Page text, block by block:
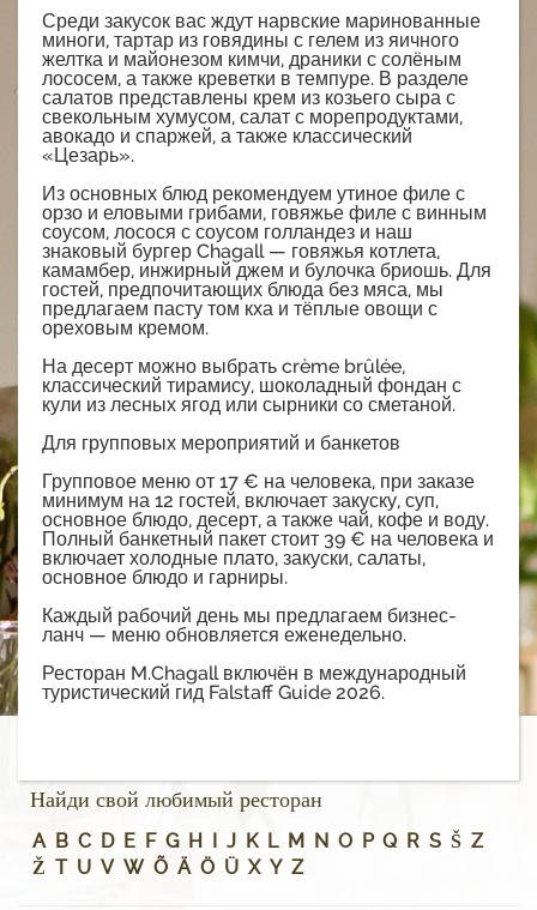
Среди закусок вас ждут нарвские маринованные
миноги, тартар из говядины с гелем из яичного
желтка и майонезом кимчи, драники с солёным
лососем, а также креветки в темпуре. В разделе
салатов представлены крем из козьего сыра с
свекольным хумусом, салат с морепродуктами,
авокадо и спаржей, а также классический
«Цезарь».
Из основных блюд рекомендуем утиное филе с
орзо и еловыми грибами, говяжье филе с винным
соусом, лосося с соусом голландез и наш
знаковый бургер Chagall — говяжья котлета,
камамбер, инжирный джем и булочка бриошь. Для
гостей, предпочитающих блюда без мяса, мы
предлагаем пасту том кха и тёплые овощи с
ореховым кремом.
На десерт можно выбрать crème brûlée,
классический тирамису, шоколадный фондан с
кули из лесных ягод или сырники со сметаной.
Для групповых мероприятий и банкетов
Групповое меню от 17 € на человека, при заказе
минимум на 12 гостей, включает закуску, суп,
основное блюдо, десерт, а также чай, кофе и воду.
Полный банкетный пакет стоит 39 € на человека и
включает холодные плато, закуски, салаты,
основное блюдо и гарниры.
Каждый рабочий день мы предлагаем бизнес-
ланч — меню обновляется еженедельно.
Ресторан M.Chagall включён в международный
туристический гид Falstaff Guide 2026.
Найди свой любимый ресторан
A B C D E F G H J K L M N O P Q R S Š Z
Ž T U V W Õ Ä Ö Ü X Y Z